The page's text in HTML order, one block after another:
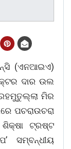
(ଏନଆଇଏ)
ଦାର ଉଲ
ମିର
ପଚରାଉଚରା
ଟ୍ରଷ୍ଟ
ସମ୍ବନ୍ଧୀୟ